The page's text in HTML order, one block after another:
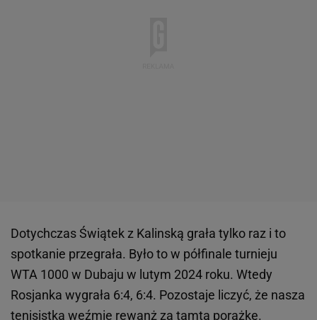
Dotychczas Świątek z Kalinską grała tylko raz i to
spotkanie przegrała. Było to w półfinale turnieju
WTA 1000 w Dubaju w lutym 2024 roku. Wtedy
Rosjanka wygrała 6:4, 6:4. Pozostaje liczyć, że nasza
tenisistka weźmie rewanż za tamtą porażkę.